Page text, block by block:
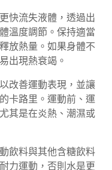
快流失液體，透過出
溫度調節。保持適當
放熱量。如果身體不
出現熱衰竭。
以改善運動表現，並讓
卡路里。運動前、運
其是在炎熱、潮濕或
飲料與其他含糖飲料
力運動，否則水是更